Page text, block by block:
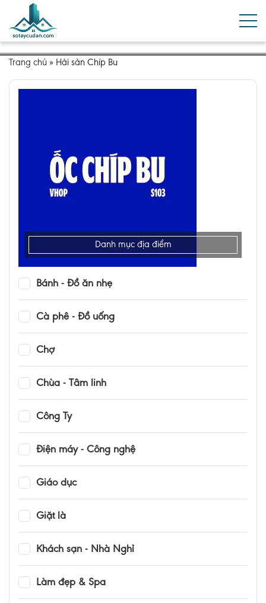
Trang chủ » Hải sản Chíp Bu
Danh mục địa điểm
Bánh - Đồ ăn nhẹ
Cà phê - Đồ uống
Chợ
Chùa - Tâm linh
Công Ty
Điện máy - Công nghệ
Giáo dục
Giặt là
Khách sạn - Nhà Nghỉ
Làm đẹp & Spa